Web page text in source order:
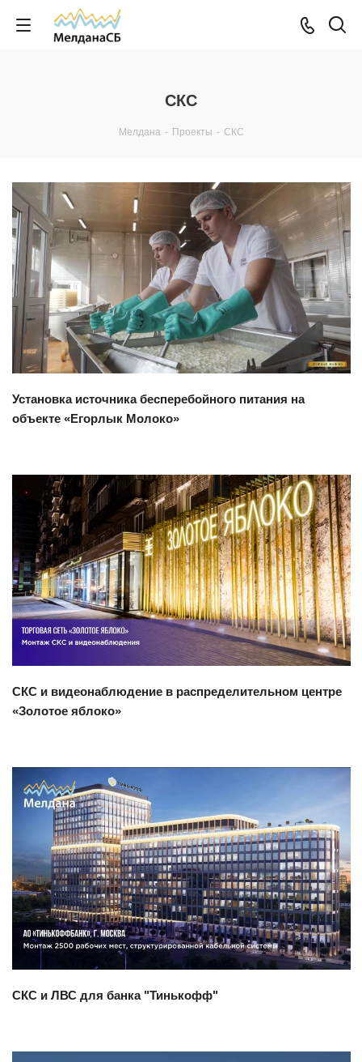
СКС
Мелдана - Проекты - СКС
Смотреть проект
Установка источника бесперебойного питания на
объекте «Егорлык Молоко»
Смотреть проект
СКС и видеонаблюдение в распределительном центре
«Золотое яблоко»
Смотреть проект
СКС и ЛВС для банка "Тинькофф"